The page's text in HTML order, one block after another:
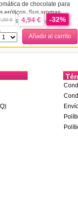
de chocolate para
eróticos. Sus aromas
tus sentidos y una vez
€ 4,94 € -32%
Añadir al carrito